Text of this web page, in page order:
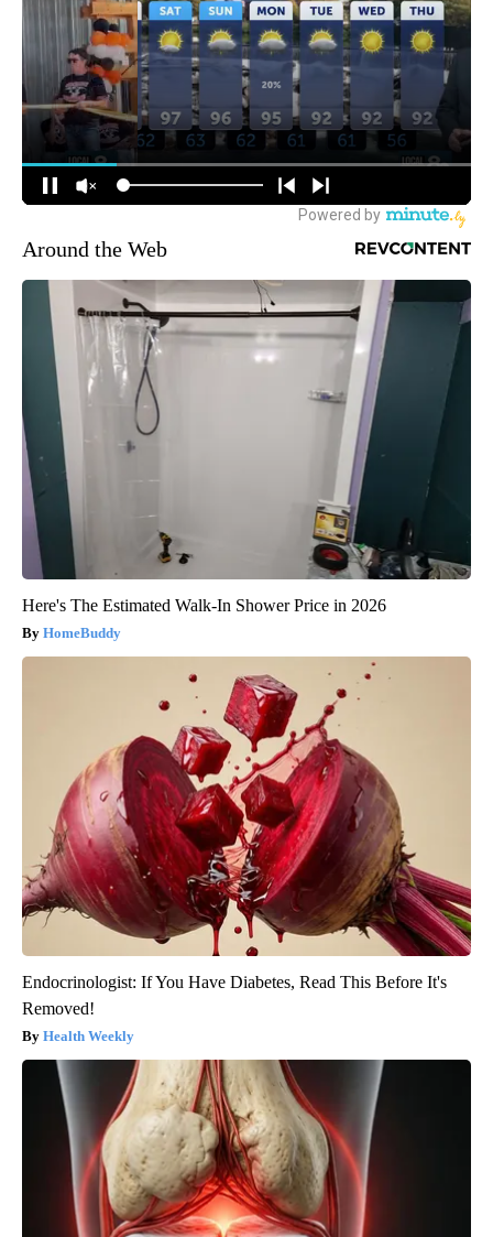
Around the Web
Here's The Estimated Walk-In Shower Price in 2026
HomeBuddy
Endocrinologist: If You Have Diabetes, Read This Before It's
Removed!
Health Weekly